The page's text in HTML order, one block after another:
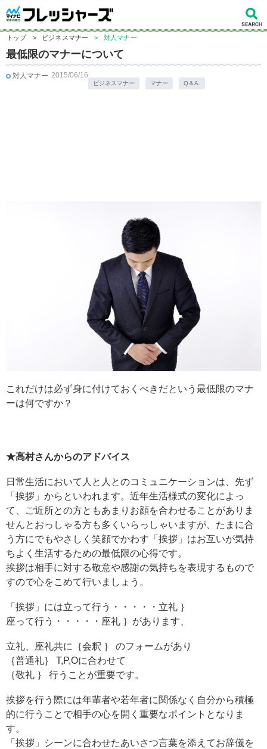
トップ > ビジネスマナー > 対人マナー
最低限のマナーについて
対人マナー 2015/06/16
ビジネスマナー マナー Q＆A.
これだけは必ず身に付けておくべきだという最低限のマナ
ーは何ですか？
★高村さんからのアドバイス
日常生活において人と人とのコミュニケーションは、先ず
「挨拶」からといわれます。近年生活様式の変化によっ
て、ご近所との方ともあまりお顔を合わせることがありま
せんとおっしゃる方も多くいらっしゃいますが、たまに合
う方にでもやさしく笑顔でかわす「挨拶」はお互いが気持
ちよく生活するための最低限の心得です。
挨拶は相手に対する敬意や感謝の気持ちを表現するもので
すので心をこめて行いましょう。
「挨拶」には立って行う・・・・・立礼 ｝
座って行う・・・・・座礼 ｝があります、
立礼、座礼共に｛会釈 ｝ のフォームがあり
｛普通礼｝ T,P,Oに合わせて
｛敬礼 ｝ 行うことが重要です。
挨拶を行う際には年輩者や若年者に関係なく自分から積極
的に行うことで相手の心を開く重要なポイントとなりま
す。
「挨拶」シーンに合わせたあいさつ言葉を添えてお辞儀を